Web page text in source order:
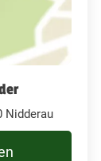
Nidderau